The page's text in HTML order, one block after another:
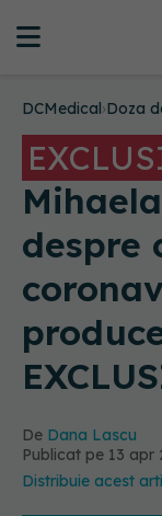
DCMedical›Doza
despre
De Dana Lascu
Publicat pe 13 apr
Distribuie acest